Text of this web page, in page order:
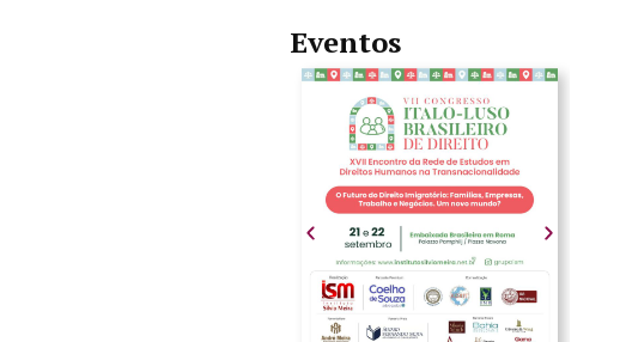
Eventos